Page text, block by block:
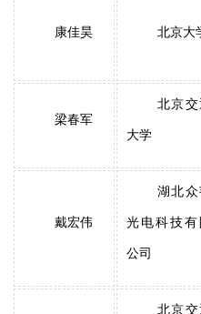
康佳昊 北京大
梁春军
北京交
大学
戴宏伟
湖北众
光电科技有
公司
北京交